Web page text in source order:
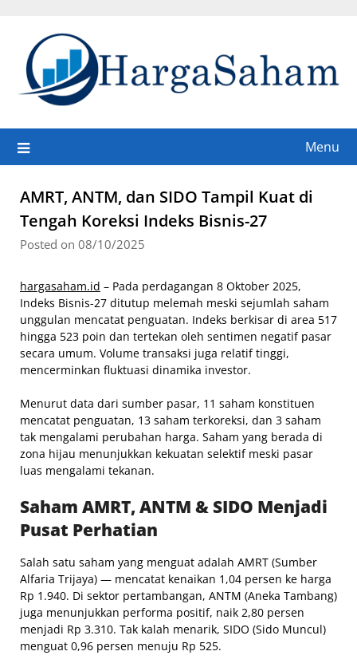
content
Menu
AMRT, ANTM, dan SIDO Tampil Kuat di
Tengah Koreksi Indeks Bisnis-27
Posted on 08/10/2025
hargasaham.id – Pada perdagangan 8 Oktober 2025,
Indeks Bisnis-27 ditutup melemah meski sejumlah saham
unggulan mencatat penguatan. Indeks berkisar di area 517
hingga 523 poin dan tertekan oleh sentimen negatif pasar
secara umum. Volume transaksi juga relatif tinggi,
mencerminkan fluktuasi dinamika investor.
Menurut data dari sumber pasar, 11 saham konstituen
mencatat penguatan, 13 saham terkoreksi, dan 3 saham
tak mengalami perubahan harga. Saham yang berada di
zona hijau menunjukkan kekuatan selektif meski pasar
luas mengalami tekanan.
Saham AMRT, ANTM & SIDO Menjadi
Pusat Perhatian
Salah satu saham yang menguat adalah AMRT (Sumber
Alfaria Trijaya) — mencatat kenaikan 1,04 persen ke harga
Rp 1.940. Di sektor pertambangan, ANTM (Aneka Tambang)
juga menunjukkan performa positif, naik 2,80 persen
menjadi Rp 3.310. Tak kalah menarik, SIDO (Sido Muncul)
menguat 0,96 persen menuju Rp 525.